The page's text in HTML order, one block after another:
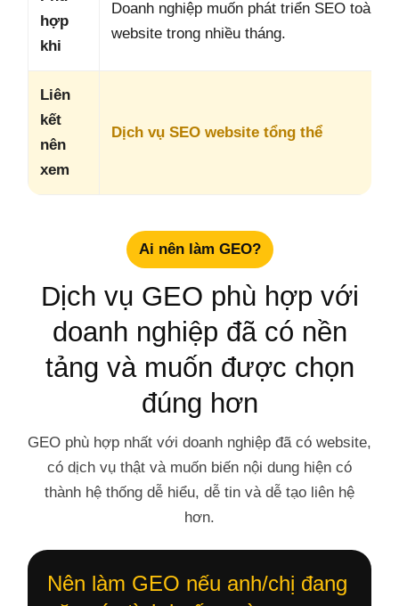
hợp
khi
Doanh nghiệp muốn phát triển SEO toàn
website trong nhiều tháng.
Liên
kết
nên
xem
Dịch vụ SEO website tổng thể
Ai nên làm GEO?
Dịch vụ GEO phù hợp với
doanh nghiệp đã có nền
tảng và muốn được chọn
đúng hơn
GEO phù hợp nhất với doanh nghiệp đã có website,
có dịch vụ thật và muốn biến nội dung hiện có
thành hệ thống dễ hiểu, dễ tin và dễ tạo liên hệ
hơn.
Nên làm GEO nếu anh/chị đang